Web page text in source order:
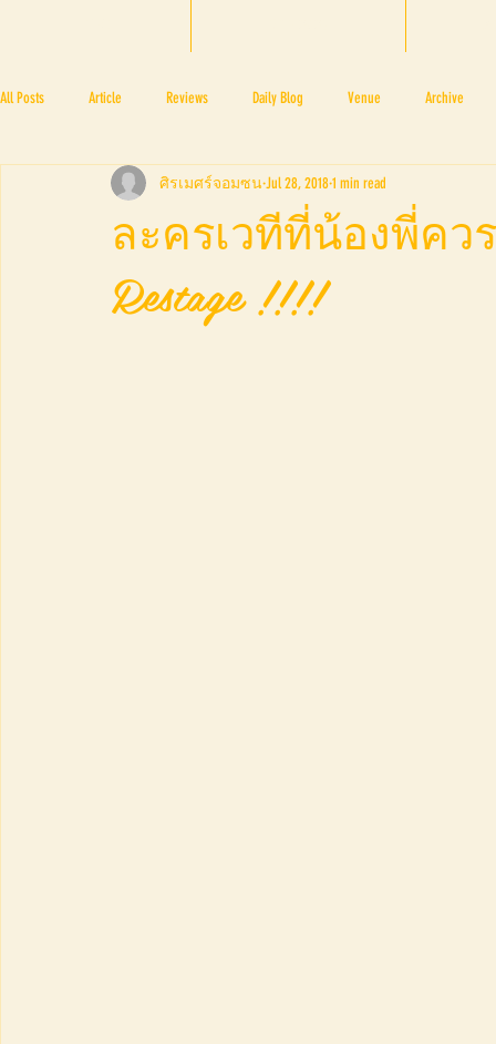
All Posts Article Reviews Daily Blog Venue Archive
BAPA BTF2017 NOV 4 5
BTF2019
ละครเวทีที่น้องพี่ค
Restage !!!!
ศิรเมศร์จอมซนJul 28, 20181 min read